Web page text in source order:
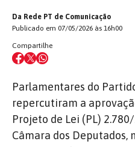
Da Rede PT de Comunicação
Publicado em 07/05/2026 às 16h00
Compartilhe
Parlamentares do
repercutiram a
Projeto de Lei (PL)
Câmara dos Deputados,